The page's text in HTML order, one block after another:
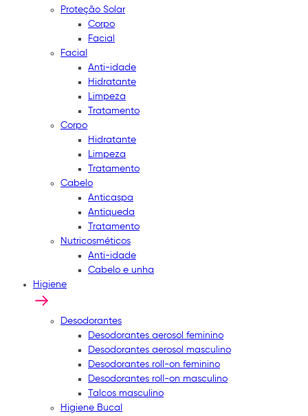
Proteção Solar
Corpo
Facial
Facial
Anti-idade
Hidratante
Limpeza
Tratamento
Corpo
Hidratante
Limpeza
Tratamento
Cabelo
Anticaspa
Antiqueda
Tratamento
Nutricosméticos
Anti-idade
Cabelo e unha
Higiene
Desodorantes
Desodorantes aerosol feminino
Desodorantes aerosol masculino
Desodorantes roll-on feminino
Desodorantes roll-on masculino
Talcos masculino
Higiene Bucal